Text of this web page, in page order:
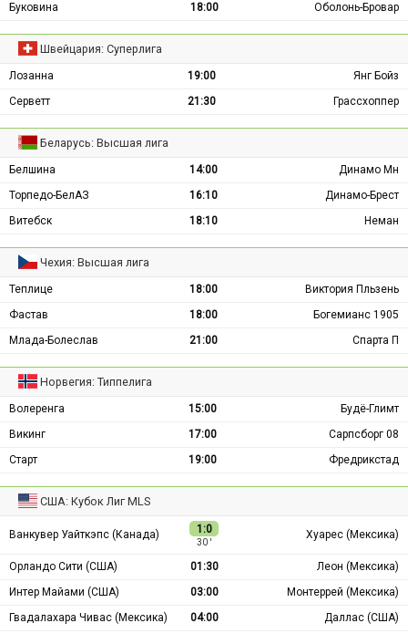
Буковина
18:00 Оболонь-Бровар
Швейцария: Суперлига
Лозанна 19:00
Янг Бойз
Серветт
21:30 Грассхоппер
Беларусь: Высшая лига
Белшина 14:00
Динамо Мн
Торпедо-БелАЗ
16:10
Динамо-Брест
Витебск
18:10 Неман
Чехия: Высшая лига
Теплице 18:00
Виктория Пльзень
Фастав
18:00
Богемианс 1905
Млада-Болеслав
21:00 Спарта П
Норвегия: Типпелига
Волеренга 15:00
Будё-Глимт
Викинг
17:00
Сарпсборг 08
Старт
19:00 Фредрикстад
США: Кубок Лиг MLS
Ванкувер Уайткэпс (Канада) 1:0
30 ′
Хуарес (Мексика)
Орландо Сити (США) 01:30
Леон (Мексика)
Интер Майами (США)
03:00
Монтеррей (Мексика)
Гвадалахара Чивас (Мексика)
04:00 Даллас (США)